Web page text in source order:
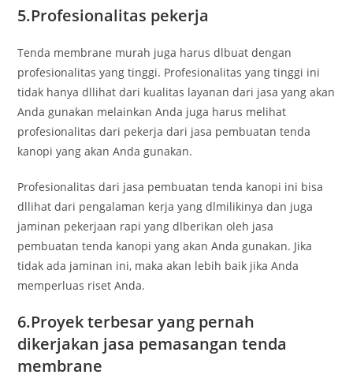
5.Profesionalitas pekerja
Tenda membrane murah juga harus dlbuat dengan
profesionalitas yang tinggi. Profesionalitas yang tinggi ini
tidak hanya dllihat dari kualitas layanan dari jasa yang akan
Anda gunakan melainkan Anda juga harus melihat
profesionalitas dari pekerja dari jasa pembuatan tenda
kanopi yang akan Anda gunakan.
Profesionalitas dari jasa pembuatan tenda kanopi ini bisa
dllihat dari pengalaman kerja yang dlmilikinya dan juga
jaminan pekerjaan rapi yang dlberikan oleh jasa
pembuatan tenda kanopi yang akan Anda gunakan. Jika
tidak ada jaminan ini, maka akan lebih baik jika Anda
memperluas riset Anda.
6.Proyek terbesar yang pernah
dikerjakan jasa pemasangan tenda
membrane